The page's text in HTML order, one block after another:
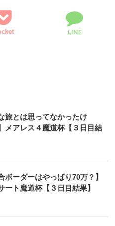
LINE
旅とは思ってなかったけ
メアレス４魔道杯【３日目結
ボーダーはやっぱり70万？】
ート魔道杯【３日目結果】